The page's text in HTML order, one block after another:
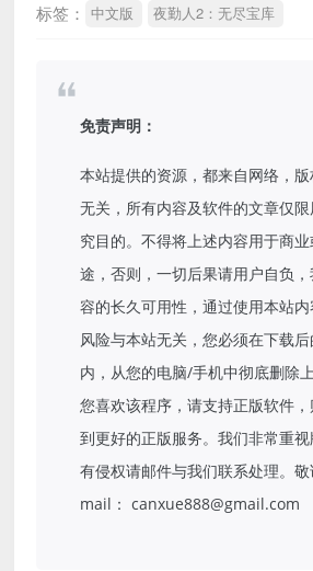
标签： 中文版 夜勤人2：无尽宝库
免责声明：
本站提供的资源，都来自网络，
无关，所有内容及软件的文章仅
究目的。不得将上述内容用于商
途，否则，一切后果请用户自负
容的长久可用性，通过使用本站
风险与本站无关，您必须在下载
内，从您的电脑/手机中彻底删除
您喜欢该程序，请支持正版软件
到更好的正版服务。我们非常重
有侵权请邮件与我们联系处理。
mail： canxue888@gmail.com